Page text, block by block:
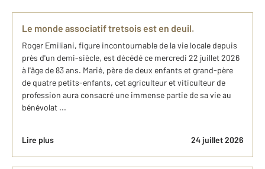
Le monde associatif tretsois est en deuil.
Roger Emiliani, figure incontournable de la vie locale depuis
près d'un demi-siècle, est décédé ce mercredi 22 juillet 2026
à l'âge de 83 ans. Marié, père de deux enfants et grand-père
de quatre petits-enfants, cet agriculteur et viticulteur de
profession aura consacré une immense partie de sa vie au
bénévolat ...
Lire plus 24 juillet 2026